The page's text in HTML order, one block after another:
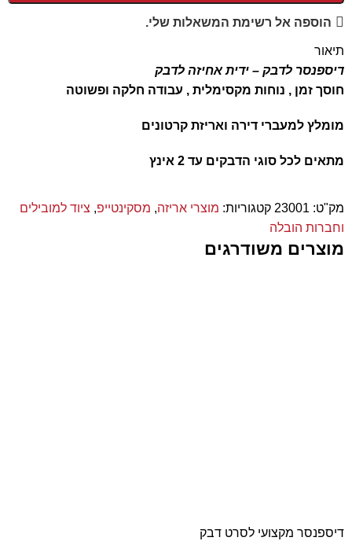
הוספה אל רשימת המשאלות שלי.
תיאור
דיספנסר לדבק – ידית אחיזה לדבק
חוסך זמן , נוחות מקסימלית , עבודה חלקה ופשוטה
מומלץ למעברי דירה ואריזת קרטונים
מתאים לכל סוגי הדבקים עד 2 אינץ
מק"ט: 23001 קטגוריות: מוצרי אריזה, מסקינטייפ, ציוד למובילים
וחברות הובלה
מוצרים משודרגים
דיספנסר מקצועי לסרט דבק